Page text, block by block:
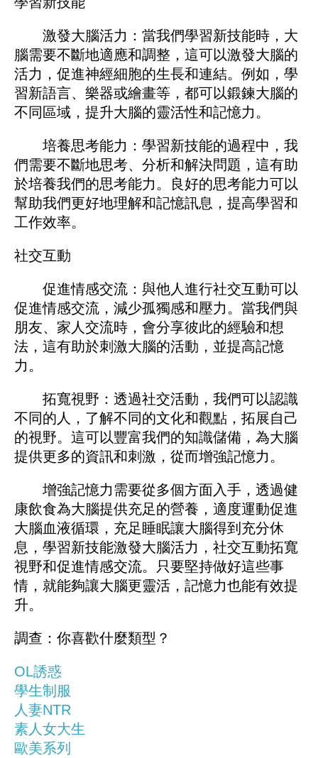
激發大腦活力：當我們學習新技能時，大
腦需要不斷地適應和調整，這可以激發大腦的
活力，促進神經細胞的生長和連結。例如，學
習新語言、樂器或繪畫等，都可以鍛鍊大腦的
不同區域，提升大腦的靈活性和記憶力。
培養思考能力：學習新技能的過程中，我
們需要不斷地思考、分析和解決問題，這有助
於培養我們的思考能力。良好的思考能力可以
幫助我們更好地理解和記憶訊息，提高學習和
工作效率。
社交互動
促進情感交流：與他人進行社交互動可以
促進情感交流，減少孤獨感和壓力。當我們與
朋友、家人交流時，會分享彼此的經驗和想
法，這有助於刺激大腦的活動，並提高記憶
力。
拓寬視野：透過社交活動，我們可以認識
不同的人，了解不同的文化和觀點，拓展自己
的視野。這可以豐富我們的知識儲備，為大腦
提供更多的資訊和刺激，從而增強記憶力。
增強記憶力需要從多個方面入手，透過健
康飲食為大腦提供充足的營養，適度運動促進
大腦血液循環，充足睡眠讓大腦得到充分休
息，學習新技能激發大腦活力，社交互動拓寬
視野和促進情感交流。只要堅持做好這些事
情，就能夠讓大腦更靈活，記憶力也能有效提
升。
調查：你喜歡什麼類型？
OL誘惑
學生制服
人妻NTR
素人女大生
歐美系列